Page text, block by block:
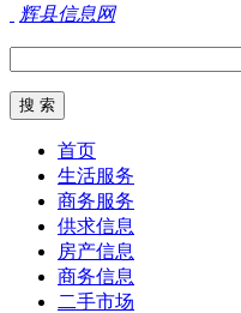
辉县信息网
首页
生活服务
商务服务
供求信息
房产信息
商务信息
二手市场